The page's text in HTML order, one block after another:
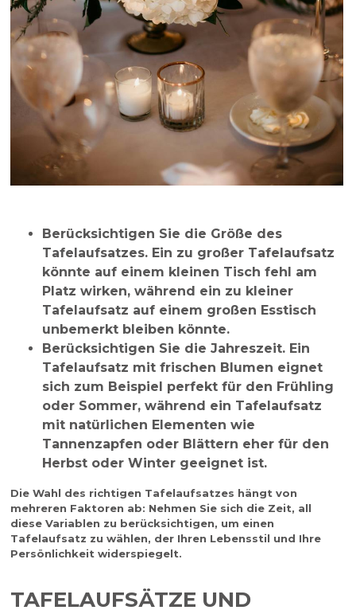
Berücksichtigen Sie die Größe des
Tafelaufsatzes. Ein zu großer Tafelaufsatz
könnte auf einem kleinen Tisch fehl am
Platz wirken, während ein zu kleiner
Tafelaufsatz auf einem großen Esstisch
unbemerkt bleiben könnte.
Berücksichtigen Sie die Jahreszeit. Ein
Tafelaufsatz mit frischen Blumen eignet
sich zum Beispiel perfekt für den Frühling
oder Sommer, während ein Tafelaufsatz
mit natürlichen Elementen wie
Tannenzapfen oder Blättern eher für den
Herbst oder Winter geeignet ist.
Die Wahl des richtigen Tafelaufsatzes hängt von
mehreren Faktoren ab: Nehmen Sie sich die Zeit, all
diese Variablen zu berücksichtigen, um einen
Tafelaufsatz zu wählen, der Ihren Lebensstil und Ihre
Persönlichkeit widerspiegelt.
TAFELAUFSÄTZE UND